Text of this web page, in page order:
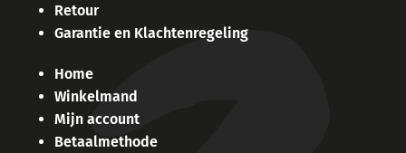
Retour
Garantie en Klachtenregeling
Home
Winkelmand
Mijn account
Betaalmethode